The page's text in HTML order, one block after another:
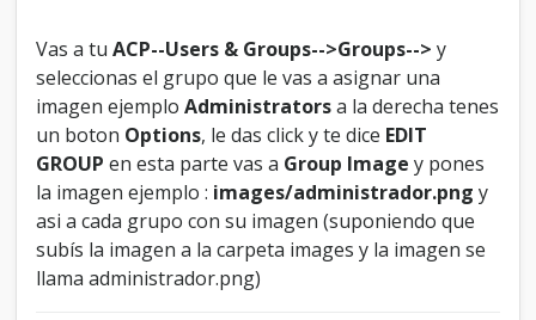
Vas a tuACP--Users & Groups-->Groups--> y
seleccionas el grupo que le vas a asignar una
imagen ejemploAdministratorsa la derecha tenes
un boton Options, le das click y te dice EDIT
GROUP en esta parte vas a Group Image y pones
la imagen ejemplo : images/administrador.png y
asi a cada grupo con su imagen (suponiendo que
subís la imagen a la carpeta images y la imagen se
llama administrador.png)